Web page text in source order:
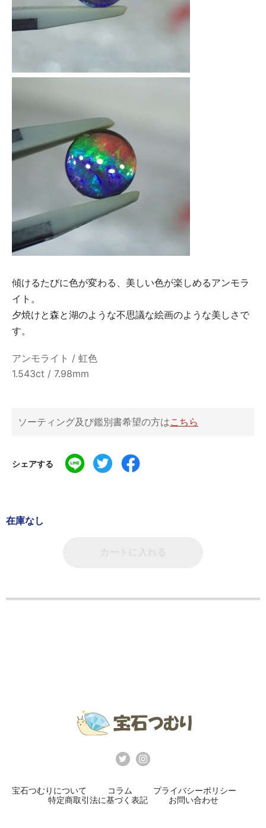
傾けるたびに色が変わる、美しい色が楽しめるアンモラ
イト。
夕焼けと森と湖のような不思議な絵画のような美しさで
す。
アンモライト / 虹色
1.543ct / 7.98mm
ソーティング及び鑑別書希望の方はこちら
シェアする
在庫なし
宝石つむりについて コラム
プライバシーポリシー
特定商取引法に基づく表記
お問い合わせ